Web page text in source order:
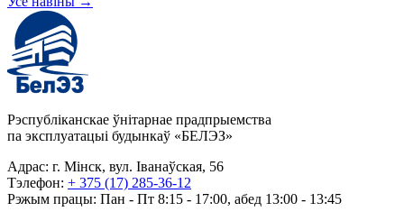
Рэспубліканскае ўнітарнае прадпрыемства
па эксплуатацыі будынкаў «БЕЛЭЗ»
Адрас: г. Мінск, вул. Іванаўская, 56
Тэлефон: + 375 (17) 285-36-12
Рэжым працы: Пан - Пт 8:15 - 17:00, абед 13:00 - 13:45